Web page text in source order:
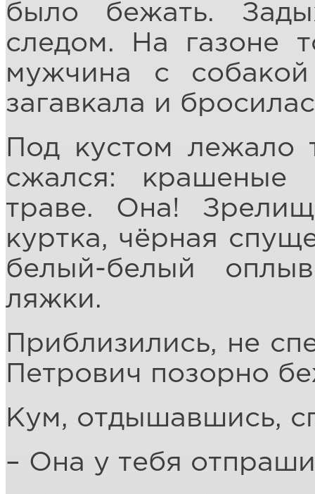
было бежать.
следом. На газоне
мужчина с
загавкала и
Под кустом
сжался: крашеные
траве. Она!
куртка, чёрная
белый-белый
ляжки.
Приблизились, не
Петрович позорно
Кум, отдышавшись,
– Она у тебя